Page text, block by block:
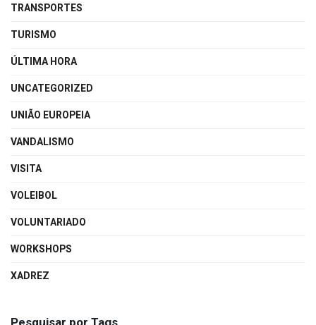
TRANSPORTES
TURISMO
ÚLTIMA HORA
UNCATEGORIZED
UNIÃO EUROPEIA
VANDALISMO
VISITA
VOLEIBOL
VOLUNTARIADO
WORKSHOPS
XADREZ